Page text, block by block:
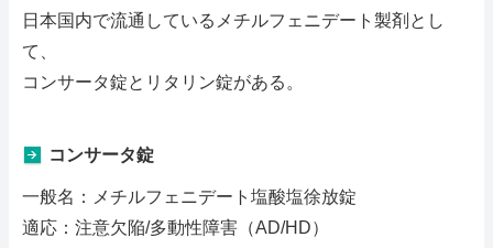
日本国内で流通しているメチルフェニデート製剤とし
て、
コンサータ錠とリタリン錠がある。
コンサータ錠
一般名：メチルフェニデート塩酸塩徐放錠
適応：注意欠陥/多動性障害（AD/HD）